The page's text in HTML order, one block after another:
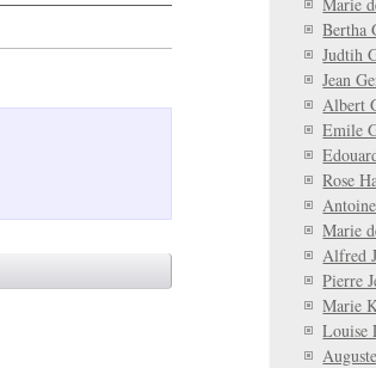
Bertha
Judtih
Jean
Albert
Emile
Rose
Marie
Alfred
Pierre
Marie
Louise